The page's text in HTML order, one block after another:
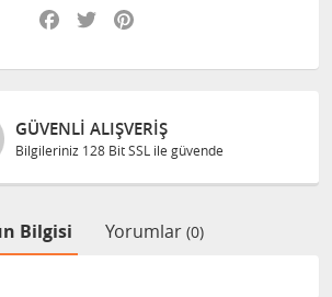
Facebook
Twitter
GÜVENLI ALIŞVERIŞ
Bilgileriniz 128 Bit SSL ile güvende
Bilgisi Yorumlar (0)